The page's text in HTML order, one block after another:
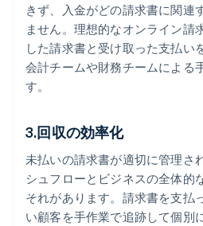
きず、入金がどの請求書に関連
ません。理想的なオンライン請
した請求書と受け取った支払い
会計チームや財務チームによる
す。
3.回収の効率化
未払いの請求書が適切に管理さ
シュフローとビジネスの全体的
それがあります。請求書を支払
い顧客を手作業で追跡して個別